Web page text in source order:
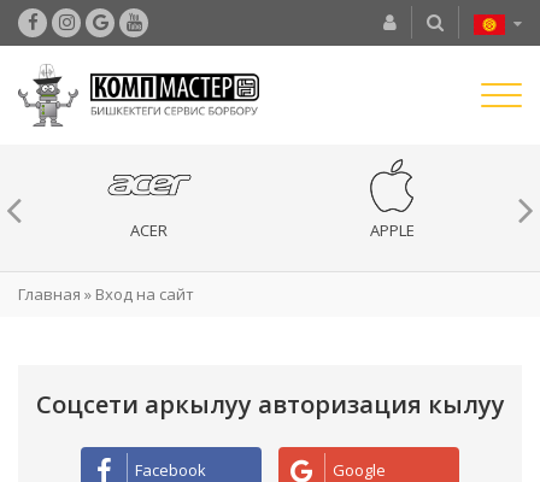
ACER APPLE
Главная » Вход на сайт
Соцсети аркылуу авторизация кылуу
Facebook Google